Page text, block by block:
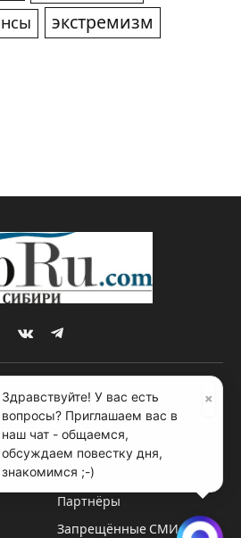
экстремизм
VKontakteTelegram
О САЙТЕ
Контакты
Партнёры
Запрещённые СМИ
×
Здравствуйте! У вас есть
вопросы? Приглашаем вас в
наш чат - общаемся,
обсуждаем повестку дня,
знакомимся ;-)